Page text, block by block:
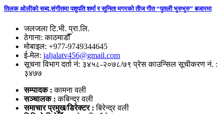
तिलक ओलीको सब्द,संगीतमा पशुपति शर्मा र सुनिता मगरको तीज गीत “पुतली भुरुभुरु” बजारमा
जलजला टि.भी. प्रा.लि.
ठेगाना: काठमाडौँ
मोबाइल: +977-9749344645
ई-मेल: jaljalatv456@gmail.com
सूचना विभाग दर्ता नं: ३४५८-२०७८/७९ प्रेस काउन्सिल सूचीकरण नं. :
३४७७
सम्पादक :कामना वली
सञ्‍चालक : कबिन्द्र वली
समाचार प्रमुख/डिरेक्टर :बिरेन्द्र वली